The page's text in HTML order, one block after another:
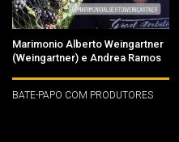
Marimonio Alberto Weingartner
(Weingartner) e Andrea Ramos
BATE-PAPO COM PRODUTORES